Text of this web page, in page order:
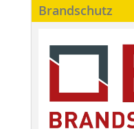
Brandschutz